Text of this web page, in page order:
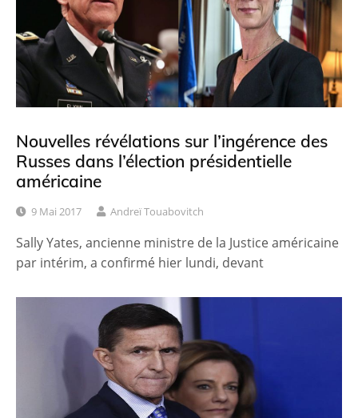
Nouvelles révélations sur l’ingérence des
Russes dans l’élection présidentielle
américaine
9 Mai 2017 Andreï Touabovitch
Sally Yates, ancienne ministre de la Justice américaine
par intérim, a confirmé hier lundi, devant